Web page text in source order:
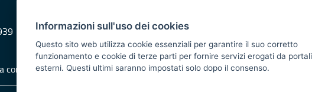
Responsabili di pubblicazione
con risorse del POR Puglia 2014/2020 - Asse XI
Informazioni sull'uso dei cookies
Questo sito web utilizza cookie essenziali per garantire il suo corretto
funzionamento e cookie di terze parti per fornire servizi erogati da portali
esterni. Questi ultimi saranno impostati solo dopo il consenso.